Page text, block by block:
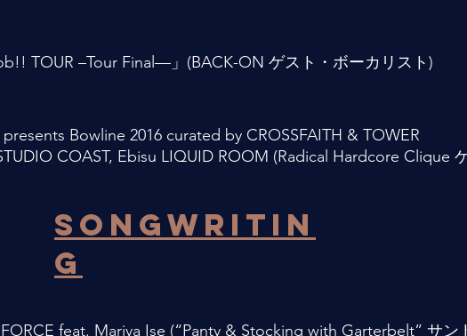
TOUR –Tour Final—」(BACK-ON ゲスト・ボーカリスト)
Bowline 2016 curated by CROSSFAITH & TOWER
COAST, Ebisu LIQUID ROOM (Radical Hardcore
songwritin
g
feat. Mariya Ise (“Panty & Stocking with Garterbelt” サン